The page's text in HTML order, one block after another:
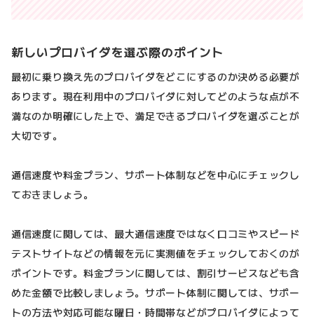
新しいプロバイダを選ぶ際のポイント
最初に乗り換え先のプロバイダをどこにするのか決める必要が
あります。現在利用中のプロバイダに対してどのような点が不
満なのか明確にした上で、満足できるプロバイダを選ぶことが
大切です。
通信速度や料金プラン、サポート体制などを中心にチェックし
ておきましょう。
通信速度に関しては、最大通信速度ではなく口コミやスピード
テストサイトなどの情報を元に実測値をチェックしておくのが
ポイントです。料金プランに関しては、割引サービスなども含
めた金額で比較しましょう。サポート体制に関しては、サポー
トの方法や対応可能な曜日・時間帯などがプロバイダによって